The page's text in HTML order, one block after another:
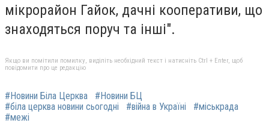
мікрорайон Гайок, дачні кооперативи, що
знаходяться поруч та інші".
Якщо ви помітили помилку, виділіть необхідний текст і натисніть Ctrl + Enter, щоб
повідомити про це редакцію
#Новини Біла Церква
#Новини БЦ
#біла церква новини сьогодні
#війна в Україні
#міськрада
#межі